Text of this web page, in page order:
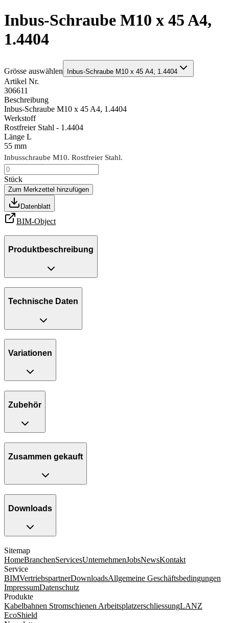
Inbus-Schraube M10 x 45 A4,
1.4404
Grösse auswählen Inbus-Schraube M10 x 45 A4, 1.4404
Artikel Nr.
306611
Beschreibung
Inbus-Schraube M10 x 45 A4, 1.4404
Werkstoff
Rostfreier Stahl - 1.4404
Länge L
55 mm
Inbusschraube M10. Rostfreier Stahl.
Stück
Zum Merkzettel hinzufügen
Datenblatt
BIM-Object
Produktbeschreibung
Technische Daten
Variationen
Zubehör
Zusammen gekauft
Downloads
Sitemap
HomeBranchenServicesUnternehmenJobsNewsKontakt
Service
BIMVertriebspartnerDownloadsAllgemeine Geschäftsbedingungen
ImpressumDatenschutz
Produkte
Kabelbahnen Stromschienen ArbeitsplatzerschliessungLANZ
EcoShield